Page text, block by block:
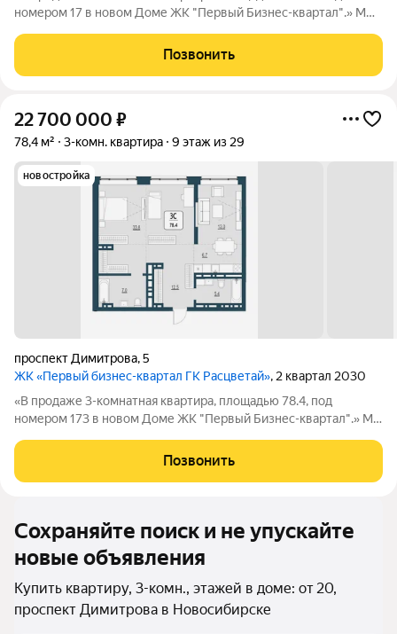
номером 17 в новом Доме ЖК "Первый Бизнес-квартал".» Мы
где раньше находился торговый центр ЦУМ. На его месте мы
строим квартал, где жилье,
Позвонить
22 700 000 ₽
78,4 м² 3-комн. квартира 9 этаж из 29
новостройка
проспект Димитрова,5
ЖК «Первый бизнес-квартал ГК Расцветай», 2 квартал 2030
«В продаже 3-комнатная квартира, площадью 78.4, под
номером 173 в новом Доме ЖК "Первый Бизнес-квартал".» Мы
где раньше находился торговый центр ЦУМ. На его месте мы
строим квартал, где жилье,
Позвонить
Сохраняйте поиск и не упускайте
новые объявления
Купить квартиру, 3-комн., этажей в доме: от 20,
проспект Димитрова в Новосибирске